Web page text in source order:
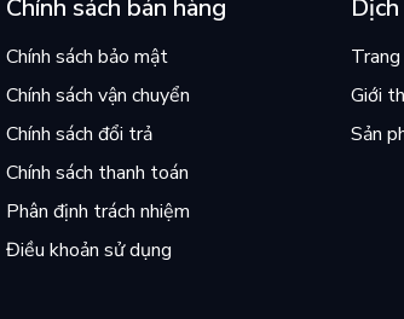
Chính sách bán hàng
Chính sách bảo mật
Chính sách vận chuyển
Chính sách đổi trả
Chính sách thanh toán
Phân định trách nhiệm
Điều khoản sử dụng
Trang
Giới
Sản